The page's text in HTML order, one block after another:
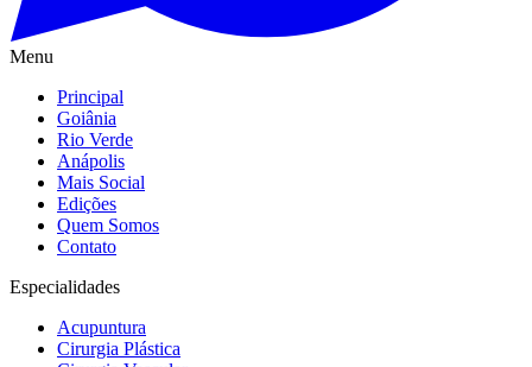
Menu
Principal
Goiânia
Rio Verde
Anápolis
Mais Social
Edições
Quem Somos
Contato
Especialidades
Acupuntura
Cirurgia Plástica